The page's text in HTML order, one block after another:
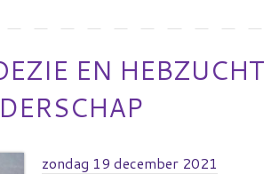
EN
zondag 19 december 2021